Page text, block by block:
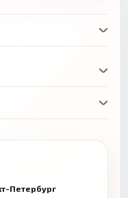
Петербург